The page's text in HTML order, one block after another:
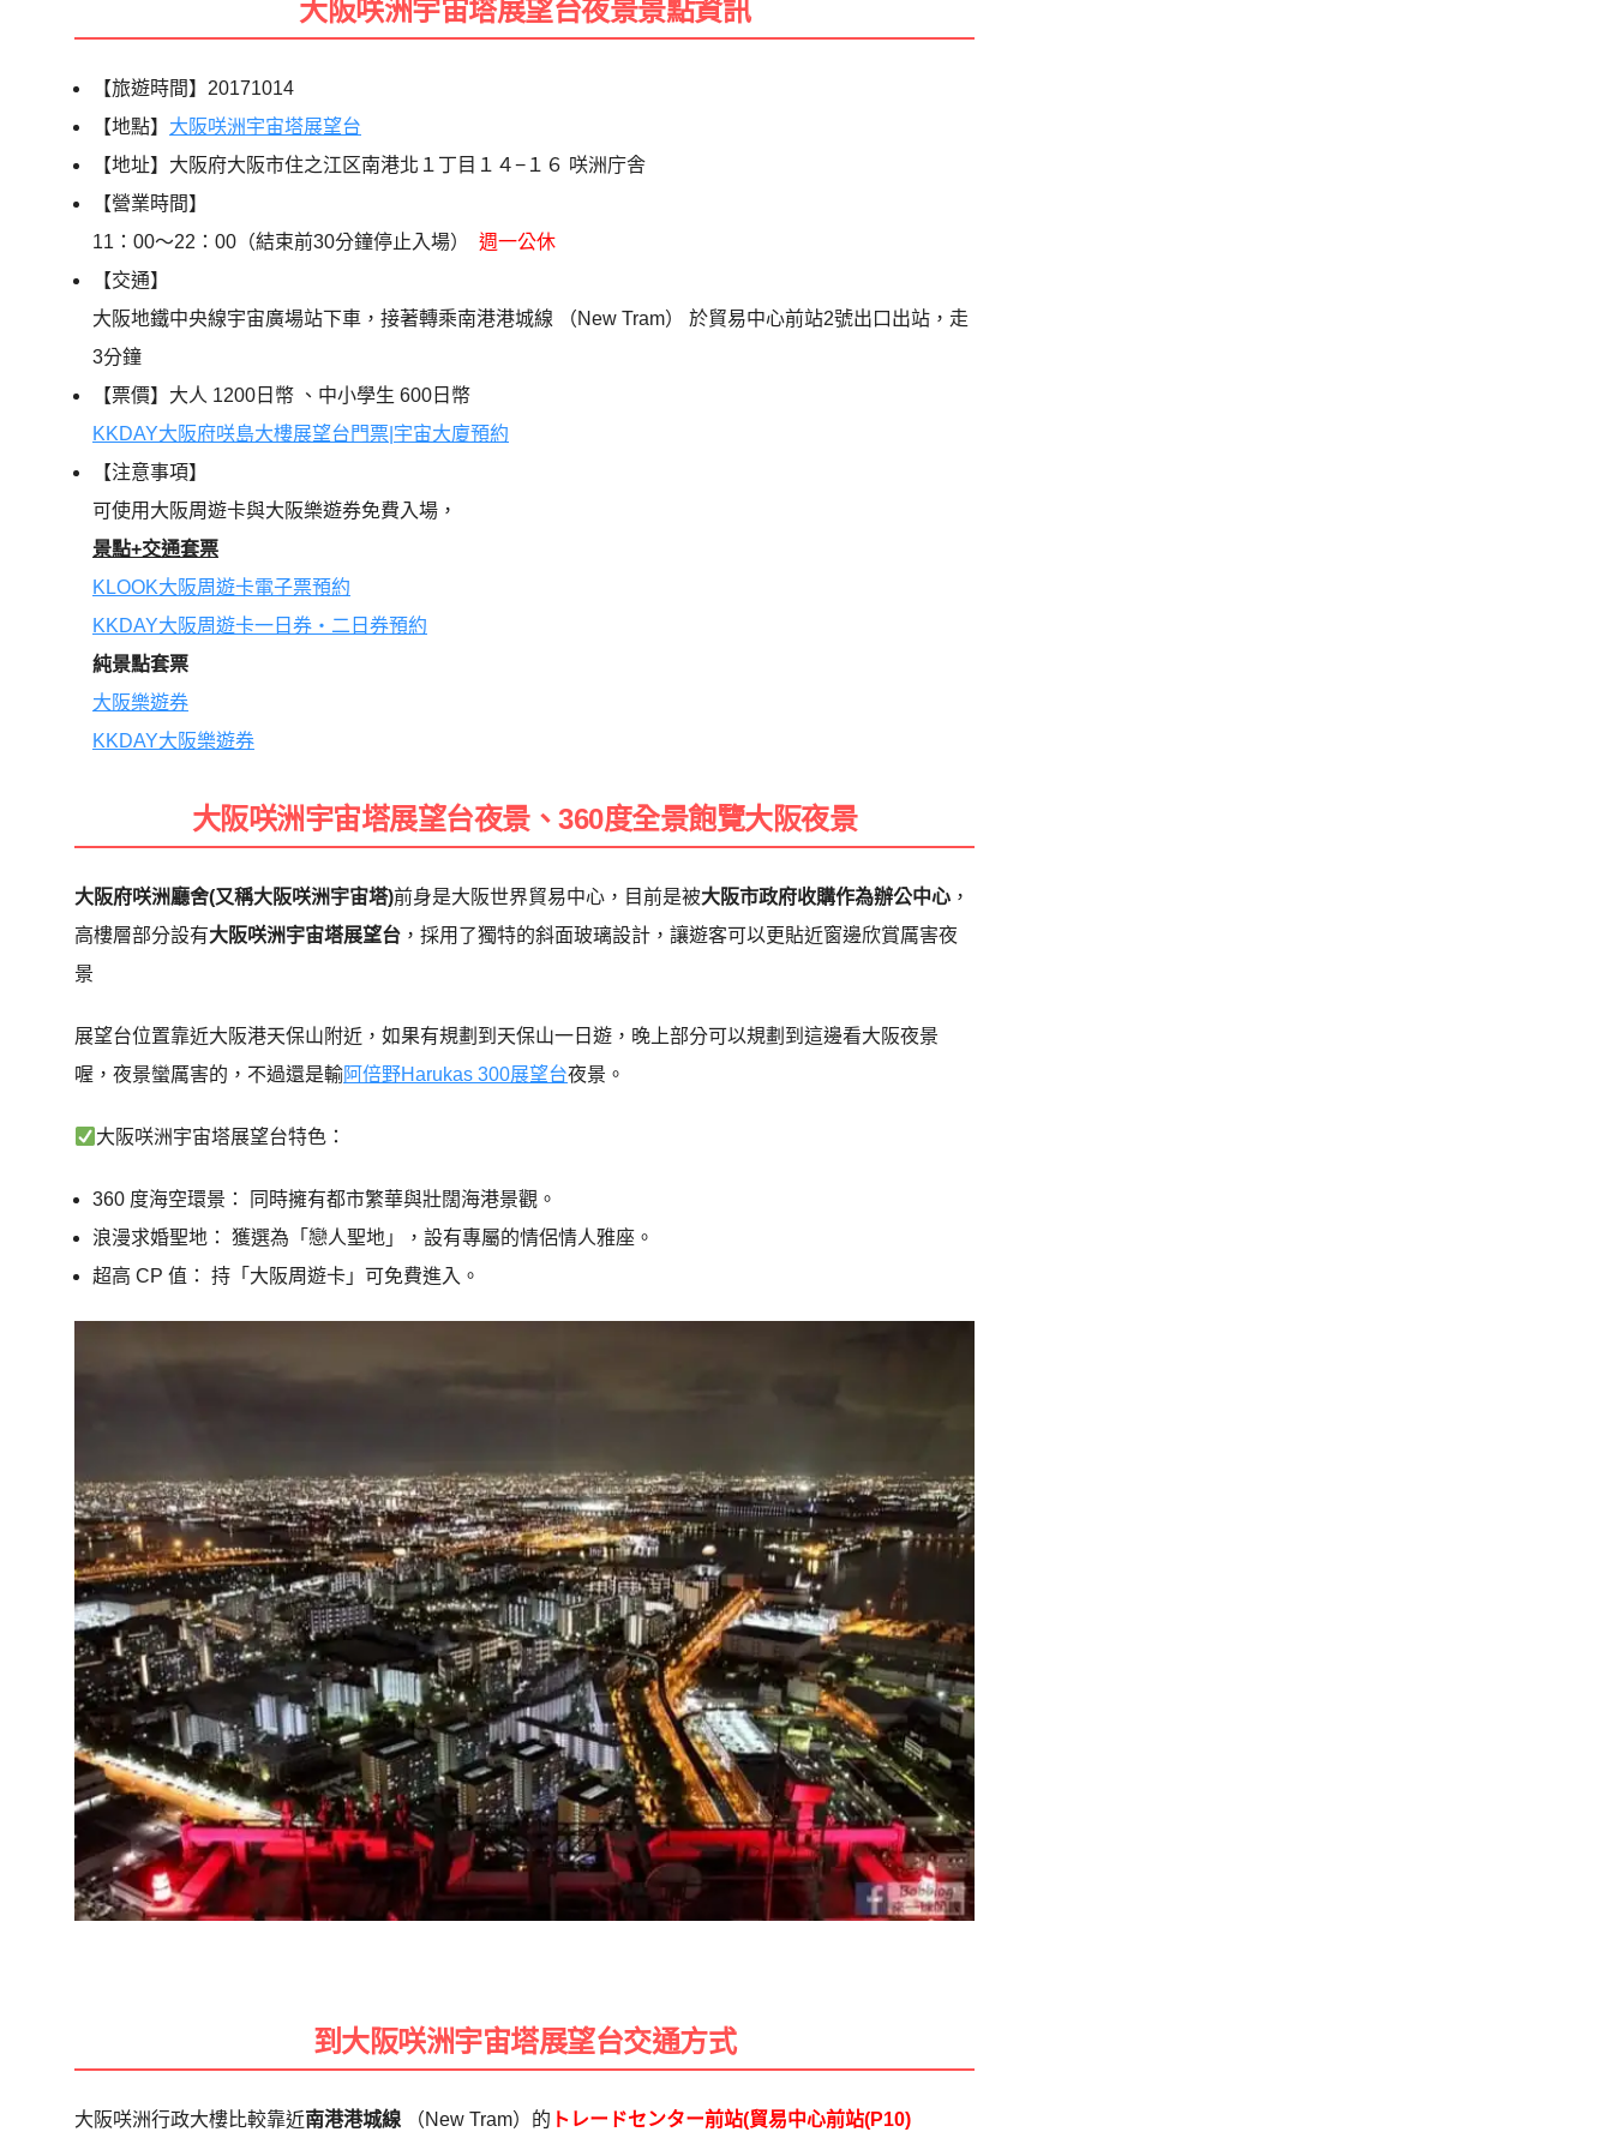
大阪咲洲宇宙塔展望台夜景景點資訊
【旅遊時間】20171014
【地點】 大阪咲洲宇宙塔展望台
【地址】大阪府大阪市住之江区南港北１丁目１４−１６ 咲洲庁舎
【營業時間】
11：00～22：00（結束前30分鐘停止入場） 週一公休
【交通】
大阪地鐵中央線宇宙廣場站下車，接著轉乘南港港城線 （New Tram） 於貿易中心前站2號出口出站，走
3分鐘
【票價】大人 1200日幣 、中小學生 600日幣
KKDAY大阪府咲島大樓展望台門票|宇宙大廈預約
【注意事項】
可使用大阪周遊卡與大阪樂遊券免費入場，
景點+交通套票
KLOOK大阪周遊卡電子票預約
KKDAY大阪周遊卡一日券・二日券預約
純景點套票
大阪樂遊券
KKDAY大阪樂遊券
大阪咲洲宇宙塔展望台夜景、360度全景飽覽大阪夜景
大阪府咲洲廳舍(又稱大阪咲洲宇宙塔)前身是大阪世界貿易中心，目前是被大阪市政府收購作為辦公中心 ，
高樓層部分設有大阪咲洲宇宙塔展望台 ，採用了獨特的斜面玻璃設計，讓遊客可以更貼近窗邊欣賞厲害夜
景
展望台位置靠近大阪港天保山附近，如果有規劃到天保山一日遊，晚上部分可以規劃到這邊看大阪夜景
喔，夜景蠻厲害的，不過還是輸阿倍野Harukas 300展望台夜景。
大阪咲洲宇宙塔展望台特色：
360 度海空環景： 同時擁有都市繁華與壯闊海港景觀。
浪漫求婚聖地： 獲選為「戀人聖地」，設有專屬的情侶情人雅座。
超高 CP 值： 持「大阪周遊卡」可免費進入。
到大阪咲洲宇宙塔展望台交通方式
大阪咲洲行政大樓比較靠近南港港城線 （New Tram）的 トレードセンター前站(貿易中心前站(P10)